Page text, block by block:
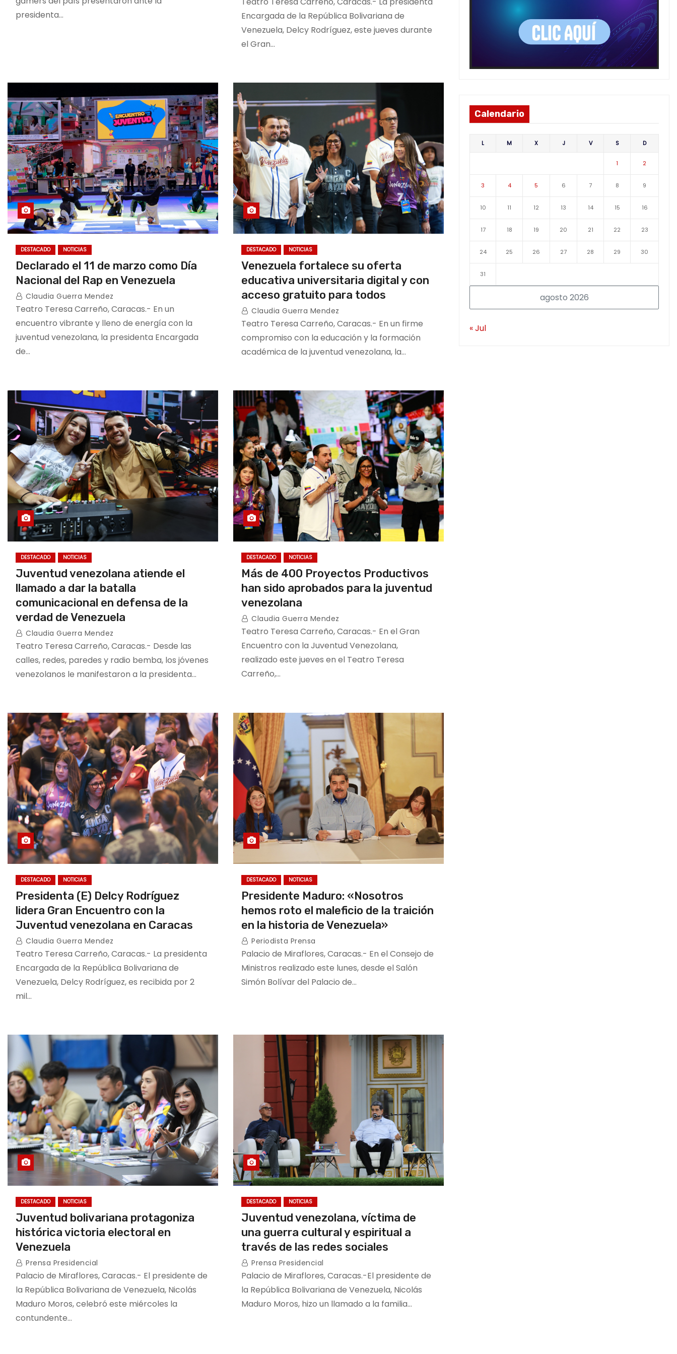
presidenta…
Encargada de la República Bolivariana de
Venezuela, Delcy Rodríguez, este jueves durante
el Gran…
DESTACADO NOTICIAS
Declarado el 11 de marzo como Día
Nacional del Rap en Venezuela
Claudia Guerra Mendez
Teatro Teresa Carreño, Caracas.- En un
encuentro vibrante y lleno de energía con la
juventud venezolana, la presidenta Encargada
de…
DESTACADO NOTICIAS
Venezuela fortalece su oferta
educativa universitaria digital y con
acceso gratuito para todos
Claudia Guerra Mendez
Teatro Teresa Carreño, Caracas.- En un firme
compromiso con la educación y la formación
académica de la juventud venezolana, la…
DESTACADO NOTICIAS
Juventud venezolana atiende el
llamado a dar la batalla
comunicacional en defensa de la
verdad de Venezuela
Claudia Guerra Mendez
Teatro Teresa Carreño, Caracas.- Desde las
calles, redes, paredes y radio bemba, los jóvenes
venezolanos le manifestaron a la presidenta…
DESTACADO NOTICIAS
Más de 400 Proyectos Productivos
han sido aprobados para la juventud
venezolana
Claudia Guerra Mendez
Teatro Teresa Carreño, Caracas.- En el Gran
Encuentro con la Juventud Venezolana,
realizado este jueves en el Teatro Teresa
Carreño,…
DESTACADO NOTICIAS
Presidenta (E) Delcy Rodríguez
lidera Gran Encuentro con la
Juventud venezolana en Caracas
Claudia Guerra Mendez
Teatro Teresa Carreño, Caracas.- La presidenta
Encargada de la República Bolivariana de
Venezuela, Delcy Rodríguez, es recibida por 2
mil…
DESTACADO NOTICIAS
Presidente Maduro: «Nosotros
hemos roto el maleficio de la traición
en la historia de Venezuela»
Periodista Prensa
Palacio de Miraflores, Caracas.- En el Consejo de
Ministros realizado este lunes, desde el Salón
Simón Bolívar del Palacio de…
DESTACADO NOTICIAS
Juventud bolivariana protagoniza
histórica victoria electoral en
Venezuela
Prensa Presidencial
Palacio de Miraflores, Caracas.- El presidente de
la República Bolivariana de Venezuela, Nicolás
Maduro Moros, celebró este miércoles la
contundente…
DESTACADO NOTICIAS
Juventud venezolana, víctima de
una guerra cultural y espiritual a
través de las redes sociales
Prensa Presidencial
Palacio de Miraflores, Caracas.-El presidente de
la República Bolivariana de Venezuela, Nicolás
Maduro Moros, hizo un llamado a la familia…
Calendario
agosto 2026
L M X J V S D
1 2
3 4 5 6 7 8 9
10 11 12 13 14 15 16
17 18 19 20 21 22 23
24 25 26 27 28 29 30
31
« Jul